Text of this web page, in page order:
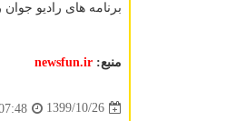
برنامه های رادیو جوان روی موج
منبع: newsfun.ir
1399/10/26